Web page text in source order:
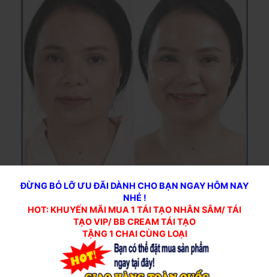
Hướng dẫn sử dụng
viên uống Damian chính hãng
Liều lượng và cách sử dụng: Uống 1 viên sau ăn.
đảm bảohiệu quả tốt nhất, bạn nên sử dụng sản
phẩm trong khoảng từ 3 đến 6 tháng.
ĐỪNG BỎ LỠ ƯU ĐÃI DÀNH CHO BẠN NGAY HÔM NAY
NHÉ !
HOT: KHUYẾN MÃI MUA 1 TÁI TẠO NHÂN SÂM/ TÁI
TẠO VIP/ BB CREAM TÁI TẠO
TẶNG 1 CHAI CÙNG LOẠI